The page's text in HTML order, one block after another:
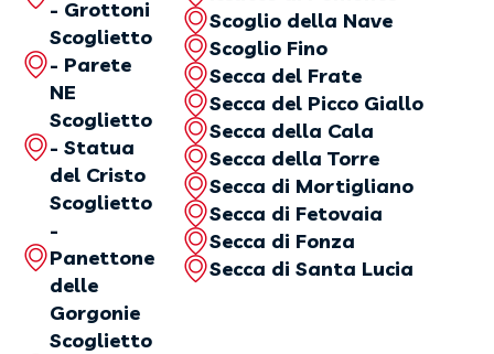
- Grottoni
Scoglietto
- Parete
NE
Scoglietto
- Statua
del Cristo
Scoglietto
-
Panettone
delle
Gorgonie
Scoglietto
Scoglio della Nave
Scoglio Fino
Secca del Frate
Secca del Picco Giallo
Secca della Cala
Secca della Torre
Secca di Mortigliano
Secca di Fetovaia
Secca di Fonza
Secca di Santa Lucia